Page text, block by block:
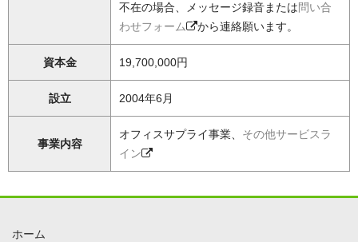
不在の場合、メッセージ録音または問い合
わせフォーム
から連絡願います。
資本金 19,700,000円
設立 2004年6月
事業内容
オフィスサプライ事業、 その他サービスラ
イン
ホーム